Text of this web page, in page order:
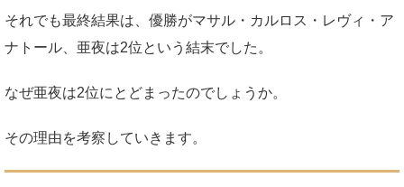
それでも最終結果は、優勝がマサル・カルロス・レヴィ・ア
ナトール、亜夜は2位という結末でした。
なぜ亜夜は2位にとどまったのでしょうか。
その理由を考察していきます。